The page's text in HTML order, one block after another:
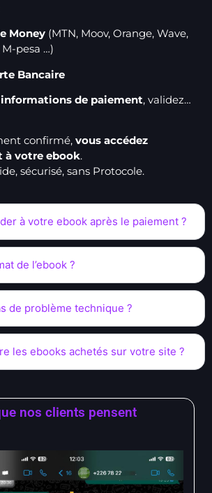
Money (MTN, Moov, Orange, Wave,
pesa …)
Bancaire
informations de paiement, validez…
confirmé, vous accédez
votre ebook.
sécurisé, sans Protocole.
à votre ebook après le paiement ?
de l’ebook ?
de problème technique ?
les ebooks achetés sur votre site ?
nos clients pensent